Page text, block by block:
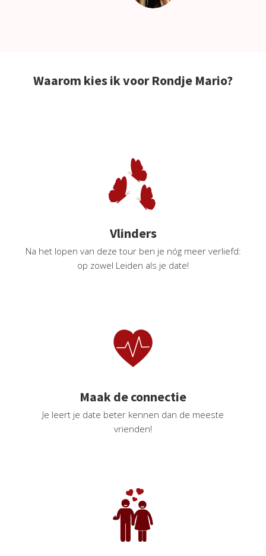
Waarom kies ik voor Rondje Mario?
Vlinders
Na het lopen van deze tour ben je nóg meer verliefd:
op zowel Leiden als je date!
Maak de connectie
Je leert je date beter kennen dan de meeste
vrienden!